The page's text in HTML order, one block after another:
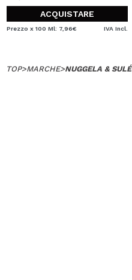
ACQUISTARE
Prezzo x 100 Ml: 7,96€ IVA Incl.
TOP>MARCHE>NUGGELA & SULÉ